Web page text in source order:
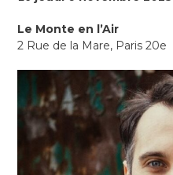
Le Monte en l’Air
2 Rue de la Mare, Paris 20e